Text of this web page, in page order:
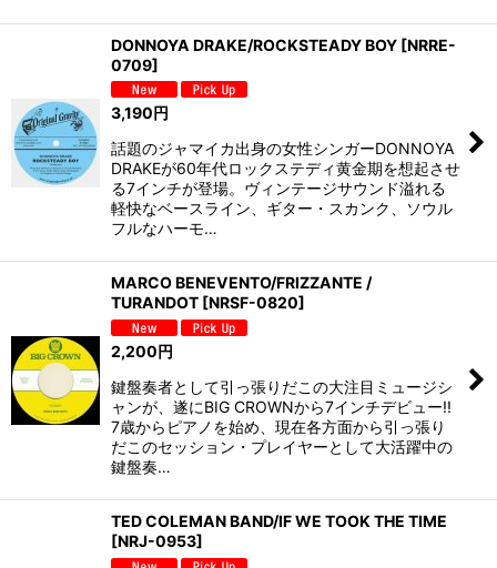
DONNOYA DRAKE/ROCKSTEADY BOY [NRRE-
0709]
3,190円
話題のジャマイカ出身の女性シンガーDONNOYA
DRAKEが60年代ロックステディ黄金期を想起させ
る7インチが登場。ヴィンテージサウンド溢れる
軽快なベースライン、ギター・スカンク、ソウル
フルなハーモ…
MARCO BENEVENTO/FRIZZANTE /
TURANDOT [NRSF-0820]
2,200円
鍵盤奏者として引っ張りだこの大注目ミュージシ
ャンが、遂にBIG CROWNから7インチデビュー!!
7歳からピアノを始め、現在各方面から引っ張り
だこのセッション・プレイヤーとして大活躍中の
鍵盤奏…
TED COLEMAN BAND/IF WE TOOK THE TIME
[NRJ-0953]